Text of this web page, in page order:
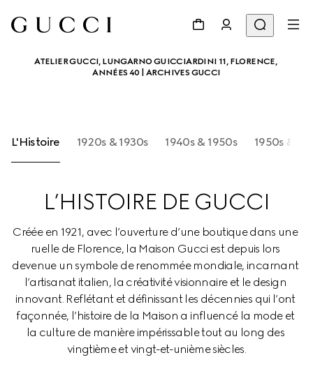
ATELIER GUCCI, LUNGARNO GUICCIARDINI 11, FLORENCE,
ANNÉES 40 | ARCHIVES GUCCI
L'Histoire 1920s & 1930s 1940s & 1950s 1950s
L’HISTOIRE DE GUCCI
Créée en 1921, avec l’ouverture d’une boutique dans une
ruelle de Florence, la Maison Gucci est depuis lors
devenue un symbole de renommée mondiale, incarnant
l’artisanat italien, la créativité visionnaire et le design
innovant. Reflétant et définissant les décennies qui l’ont
façonnée, l’histoire de la Maison a influencé la mode et
la culture de manière impérissable tout au long des
vingtième et vingt-et-unième siècles.